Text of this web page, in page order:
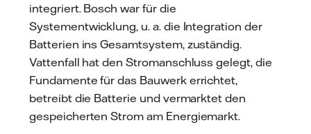
integriert. Bosch war für die
Systementwicklung, u. a. die Integration der
Batterien ins Gesamtsystem, zuständig.
Vattenfall hat den Stromanschluss gelegt, die
Fundamente für das Bauwerk errichtet,
betreibt die Batterie und vermarktet den
gespeicherten Strom am Energiemarkt.